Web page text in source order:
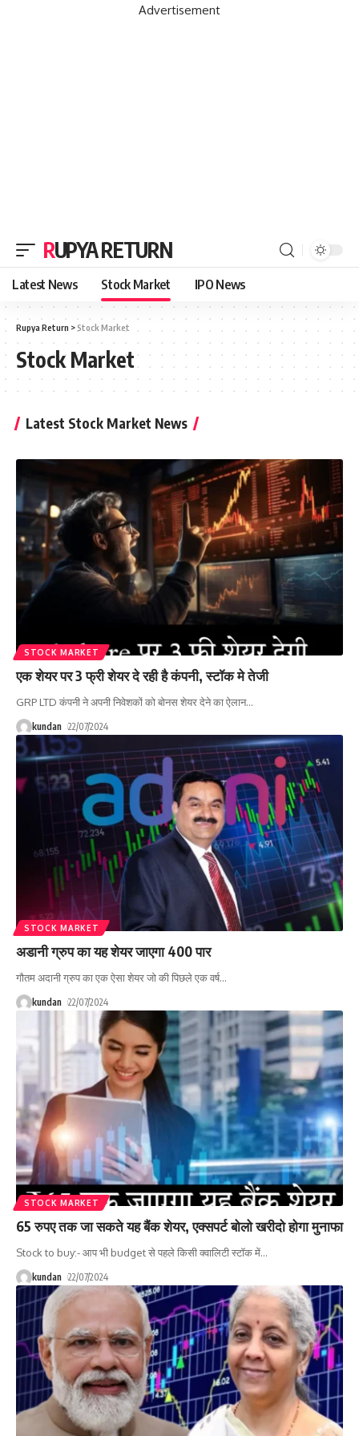
Advertisement
RUPYA RETURN
Latest News Stock Market IPO News
Rupya Return >Stock Market
Stock Market
Latest Stock Market News
STOCK MARKET
एक शेयर पर 3 फ्री शेयर दे रही है कंपनी, स्टॉक मे तेजी
GRP LTD कंपनी ने अपनी निवेशकों को बोनस शेयर देने का ऐलान…
kundan 22/07/2024
STOCK MARKET
अडानी ग्रुप का यह शेयर जाएगा 400 पार
गौतम अदानी ग्रुप का एक ऐसा शेयर जो की पिछले एक वर्ष…
kundan 22/07/2024
STOCK MARKET
65 रुपए तक जा सकते यह बैंक शेयर, एक्सपर्ट बोलो खरीदो होगा मुनाफा
Stock to buy:- आप भी budget से पहले किसी क्वालिटी स्टॉक में…
kundan 22/07/2024